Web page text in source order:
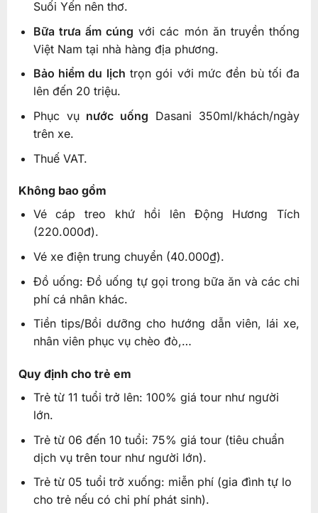
Suối Yến nên thơ.
Bữa trưa ấm cúng với các món ăn truyền thống
Việt Nam tại nhà hàng địa phương.
Bảo hiểm du lịch trọn gói với mức đền bù tối đa
lên đến 20 triệu.
Phục vụ nước uống Dasani 350ml/khách/ngày
trên xe.
Thuế VAT.
Không bao gồm
Vé cáp treo khứ hồi lên Động Hương Tích
(220.000đ).
Vé xe điện trung chuyển (40.000₫).
Đồ uống: Đồ uống tự gọi trong bữa ăn và các chi
phí cá nhân khác.
Tiền tips/Bồi dưỡng cho hướng dẫn viên, lái xe,
nhân viên phục vụ chèo đò,…
Quy định cho trẻ em
Trẻ từ 11 tuổi trở lên: 100% giá tour như người
lớn.
Trẻ từ 06 đến 10 tuổi: 75% giá tour (tiêu chuẩn
dịch vụ trên tour như người lớn).
Trẻ từ 05 tuổi trở xuống: miễn phí (gia đình tự lo
cho trẻ nếu có chi phí phát sinh).